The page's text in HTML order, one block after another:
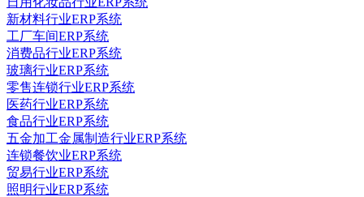
新材料行业ERP系统
工厂车间ERP系统
消费品行业ERP系统
玻璃行业ERP系统
零售连锁行业ERP系统
医药行业ERP系统
食品行业ERP系统
五金加工金属制造行业ERP系统
连锁餐饮业ERP系统
贸易行业ERP系统
照明行业ERP系统